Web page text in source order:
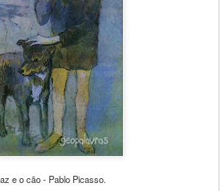
e o cão - Pablo Picasso.